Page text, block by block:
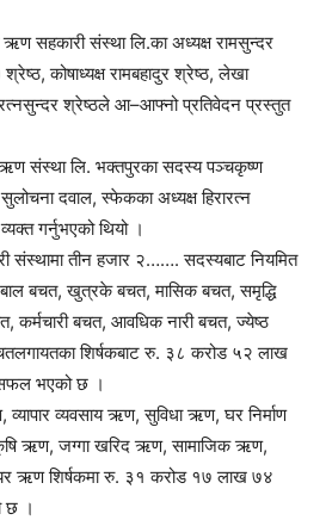
सहकारी संस्था लि.का अध्यक्ष रामसुन्दर
कोषाध्यक्ष रामबहादुर श्रेष्ठ, लेखा
श्रेष्ठले आ–आफ्नो प्रतिवेदन प्रस्तुत
ऋण संस्था लि. भक्तपुरका सदस्य पञ्चकृष्ण
दवाल, स्फेकका अध्यक्ष हिरारत्न
गर्नुभएको थियो ।
तीन हजार २……. सदस्यबाट नियमित
बचत, खुत्रके बचत, मासिक बचत, समृद्धि
बचत, आवधिक नारी बचत, ज्येष्ठ
शिर्षकबाट रु. ३८ करोड ५२ लाख
भएको छ ।
व्यवसाय ऋण, सुविधा ऋण, घर निर्माण
ऋण, जग्गा खरिद ऋण, सामाजिक ऋण,
ऋण शिर्षकमा रु. ३१ करोड १७ लाख ७४
छ ।